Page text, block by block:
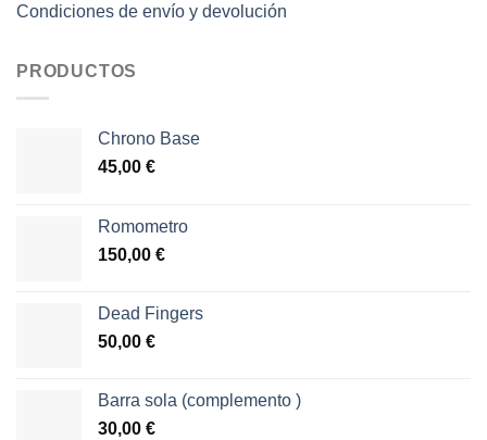
Condiciones de envío y devolución
PRODUCTOS
Chrono Base
45,00 €
Romometro
150,00 €
Dead Fingers
50,00 €
Barra sola (complemento )
30,00 €